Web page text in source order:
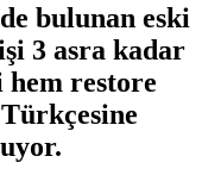
bulunan eski
3 asra kadar
hem restore